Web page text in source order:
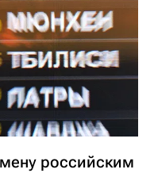
российским